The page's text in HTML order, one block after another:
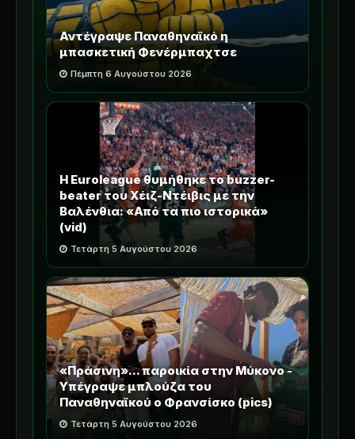
Αντέγραψε Παναθηναϊκό η
μπασκετική Φενέρμπαχτσε
Πέμπτη 6 Αυγούστου 2026
Η Euroleague θυμήθηκε το buzzer-
beater του Χέιζ-Ντέιβις με την
Βαλένθια: «Από τα πιο ιστορικά»
(vid)
Τετάρτη 5 Αυγούστου 2026
«Πράσινη»... παροικία στην Μύκονο -
Υπέγραψε μπλούζα του
Παναθηναϊκού ο Φρανσίσκο (pics)
Τετάρτη 5 Αυγούστου 2026